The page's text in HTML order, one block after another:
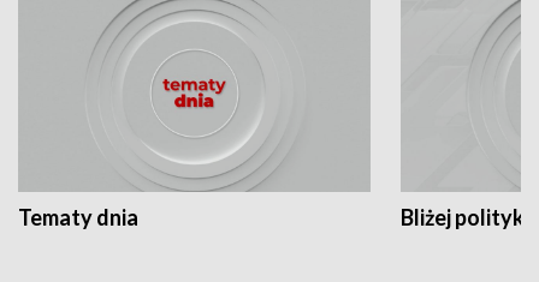
Tematy dnia Bliżej polityki